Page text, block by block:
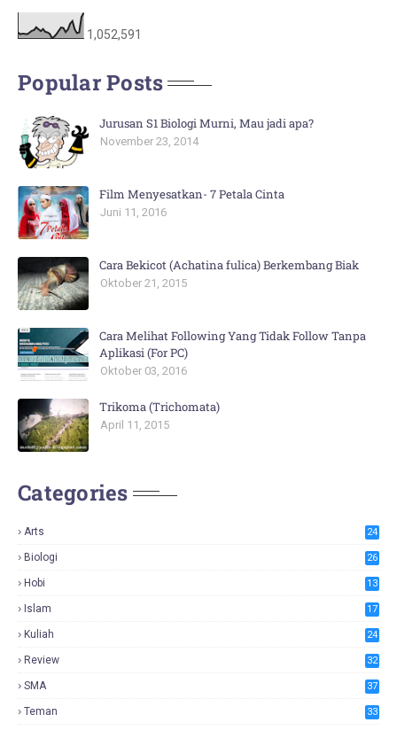
1,052,591
Popular Posts
Jurusan S1 Biologi Murni, Mau jadi apa?
November 23, 2014
Film Menyesatkan- 7 Petala Cinta
Juni 11, 2016
Cara Bekicot (Achatina fulica) Berkembang Biak
Oktober 21, 2015
Cara Melihat Following Yang Tidak Follow Tanpa
Aplikasi (For PC)
Oktober 03, 2016
Trikoma (Trichomata)
April 11, 2015
Categories
Arts 24
Biologi 26
Hobi 13
Islam 17
Kuliah 24
Review 32
SMA 37
Teman 33